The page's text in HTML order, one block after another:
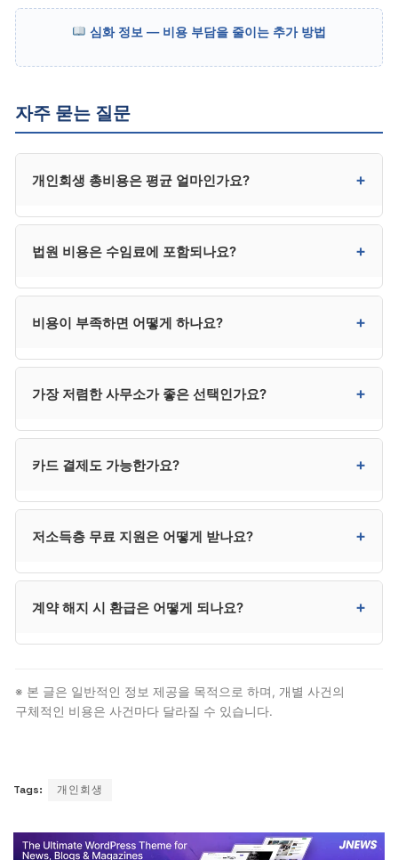
심화 정보 — 비용 부담을 줄이는 추가 방법
자주 묻는 질문
개인회생 총비용은 평균 얼마인가요? +
~30만 원으로, 총 200만~380만 원 사이에 형성됩니다.
법원 비용은 수임료에 포함되나요? +
견적서에 “법원 비용 포함 여부”가 명시되어 있는지
총액을 기준으로 하시는 것이 정확합니다.
비용이 부족하면 어떻게 하나요? +
부담을 나눌 수 있습니다. 또한 대한법률구조공단,
있습니다. 카드 무이자 할부도 유용한 선택지입니다.
가장 저렴한 사무소가 좋은 선택인가요? +
비용이 단계별로 청구되거나, 사무장이 실제 진행하는
평균보다 50만 원 이상 낮은 견적은 그 이유를 명확히
확인하시는 것이 안전합니다.
카드 결제도 가능한가요? +
사무소가 늘고 있습니다. 카드 한도가 있다면 월 부담을
저소득층 무료 지원은 어떻게 받나요? +
지사를 방문하시면 됩니다. 기초생활수급자, 차상위계층,
계약 해지 시 환급은 어떻게 되나요? +
개시 전 환급, 인가 후 환급 등 단계별 환급 규정이
계약서에 명시되어 있어야 합니다. 계약 전 환급 조항을
※ 본 글은 일반적인 정보 제공을 목적으로 하며, 개별 사건의
구체적인 비용은 사건마다 달라질 수 있습니다.
Tags: 개인회생